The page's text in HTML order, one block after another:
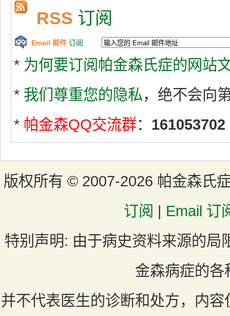
RSS 订阅
Email 邮件 订阅
* 为何要订阅帕金森氏症的网站
* 我们尊重您的隐私，绝不会向
* 帕金森QQ交流群： 161053702
版权所有 © 2007-2026 帕金森氏
订阅 | Email 订
特别声明: 由于病史资料来源的局
金森病症的各
并不代表医生的诊断和处方，内